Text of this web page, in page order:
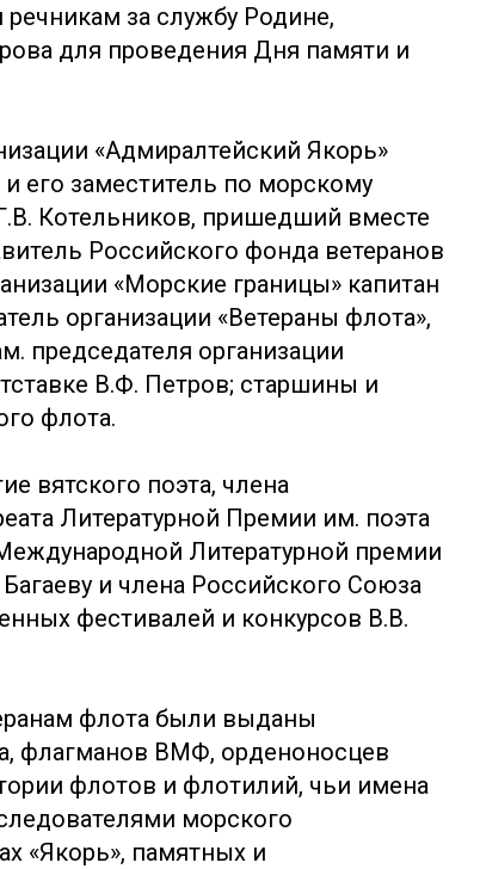
за службу Родине,
для проведения Дня памяти и
«Адмиралтейский Якорь»
его заместитель по морскому
Котельников, пришедший вместе
Российского фонда ветеранов
«Морские границы» капитан
организации «Ветераны флота»,
председателя организации
В.Ф. Петров; старшины и
флота.
вятского поэта, члена
Литературной Премии им. поэта
Литературной премии
и члена Российского Союза
фестивалей и конкурсов В.В.
флота были выданы
флагманов ВМФ, орденоносцев
флотов и флотилий, чьи имена
морского
«Якорь», памятных и